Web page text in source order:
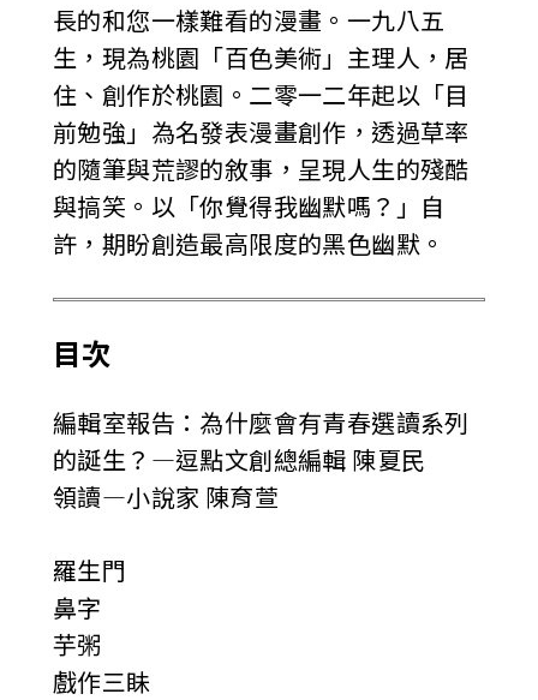
長的和您一樣難看的漫畫。一九八五
生，現為桃園「百色美術」主理人，居
住、創作於桃園。二零一二年起以「目
前勉強」為名發表漫畫創作，透過草率
的隨筆與荒謬的敘事，呈現人生的殘酷
與搞笑。以「你覺得我幽默嗎？」自
許，期盼創造最高限度的黑色幽默。
目次
編輯室報告：為什麼會有青春選讀系列
的誕生？—逗點文創總編輯 陳夏民
領讀—小說家 陳育萱
羅生門
鼻字
芋粥
戲作三眛